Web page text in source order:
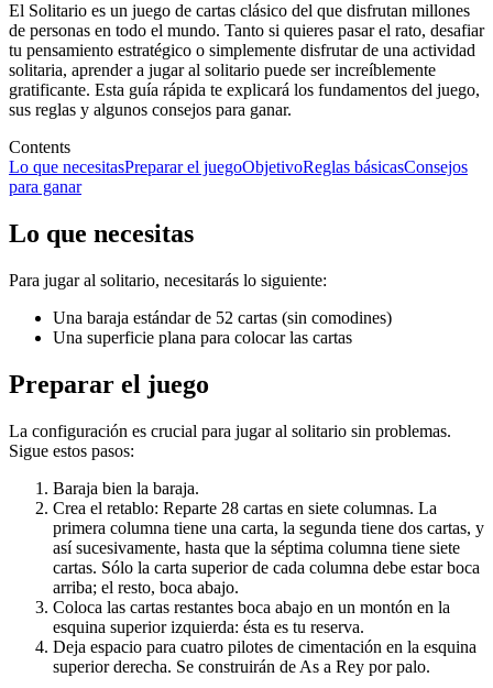
El Solitario es un juego de cartas clásico del que disfrutan millones
de personas en todo el mundo. Tanto si quieres pasar el rato, desafiar
tu pensamiento estratégico o simplemente disfrutar de una actividad
solitaria, aprender a jugar al solitario puede ser increíblemente
gratificante. Esta guía rápida te explicará los fundamentos del juego,
sus reglas y algunos consejos para ganar.
Contents
Lo que necesitasPreparar el juegoObjetivoReglas básicasConsejos
para ganar
Lo que necesitas
Para jugar al solitario, necesitarás lo siguiente:
Una baraja estándar de 52 cartas (sin comodines)
Una superficie plana para colocar las cartas
Preparar el juego
La configuración es crucial para jugar al solitario sin problemas.
Sigue estos pasos:
Baraja bien la baraja.
Crea el retablo: Reparte 28 cartas en siete columnas. La
primera columna tiene una carta, la segunda tiene dos cartas, y
así sucesivamente, hasta que la séptima columna tiene siete
cartas. Sólo la carta superior de cada columna debe estar boca
arriba; el resto, boca abajo.
Coloca las cartas restantes boca abajo en un montón en la
esquina superior izquierda: ésta es tu reserva.
Deja espacio para cuatro pilotes de cimentación en la esquina
superior derecha. Se construirán de As a Rey por palo.